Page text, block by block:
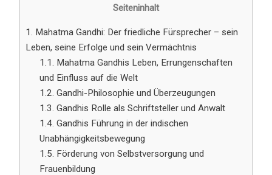
Seiteninhalt
1. Mahatma Gandhi: Der friedliche Fürsprecher – sein
Leben, seine Erfolge und sein Vermächtnis
1.1. Mahatma Gandhis Leben, Errungenschaften
und Einfluss auf die Welt
1.2. Gandhi-Philosophie und Überzeugungen
1.3. Gandhis Rolle als Schriftsteller und Anwalt
1.4. Gandhis Führung in der indischen
Unabhängigkeitsbewegung
1.5. Förderung von Selbstversorgung und
Frauenbildung